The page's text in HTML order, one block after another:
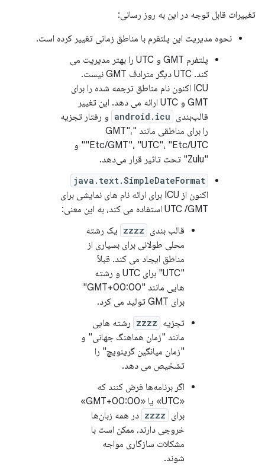
تغییرات قابل توجه در این به روز رسانی:
نحوه مدیریت این پلتفرم با مناطق زمانی تغییر کرده است.
پلتفرم GMT و UTC را بهتر مدیریت می
کند. UTC دیگر مترادف GMT نیست.
ICU اکنون نام مناطق ترجمه شده را برای
GMT ​​و UTC ارائه می دهد. این تغییر
قالب‌بندی android.icu و رفتار تجزیه
را برای مناطقی مانند "GMT"،
"Etc/GMT"، "UTC"، "Etc/UTC" و
"Zulu" تحت تاثیر قرار می‌دهد.
java.text.SimpleDateFormat
اکنون از ICU برای ارائه نام های نمایشی برای
UTC /GMT استفاده می کند، به این معنی:
قالب بندی zzzz یک رشته
محلی طولانی برای بسیاری از
مناطق ایجاد می کند. قبلاً
"UTC" برای UTC و رشته
هایی مانند "GMT+00:00"
برای GMT ​​تولید می کرد.
تجزیه zzzz رشته هایی
مانند "زمان هماهنگ جهانی" و
"زمان میانگین گرینویچ" را
تشخیص می دهد.
اگر برنامه‌ها فرض کنند که
«UTC» یا «GMT+00:00»
برای zzzz در همه زبان‌ها
خروجی دارند، ممکن است با
مشکلات سازگاری مواجه
شوند.